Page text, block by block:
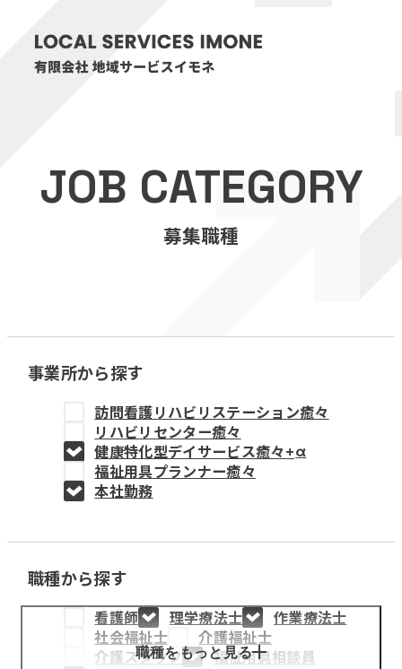
医療・介護事業
訪問看護リハビリステーション癒々
福祉用具プランナー癒々
教育事業
姫路中央こども園
姫路中央保育園
採用情報
医療・介護事業
募集職種
JOB CATEGORY
募集職種
事業所から探す
訪問看護リハビリステーション癒々
リハビリセンター癒々
健康特化型デイサービス癒々+α
福祉用具プランナー癒々
本社勤務
職種から探す
看護師 理学療法士
作業療法士
社会福祉士
介護福祉士
介護スタッフ
福祉用具相談員
職種をもっと見る